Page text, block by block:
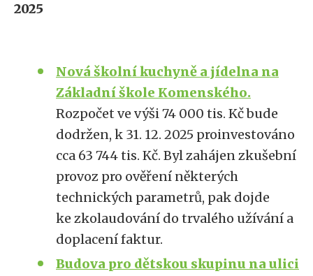
2025
Nová školní kuchyně a jídelna na
Základní škole Komenského.
Rozpočet ve výši 74 000 tis. Kč bude
dodržen, k 31. 12. 2025 proinvestováno
cca 63 744 tis. Kč. Byl zahájen zkušební
provoz pro ověření některých
technických parametrů, pak dojde
ke zkolaudování do trvalého užívání a
doplacení faktur.
Budova pro dětskou skupinu na ulici